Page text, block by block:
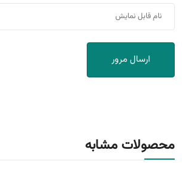
ارسال مرور
محصولات مشابه